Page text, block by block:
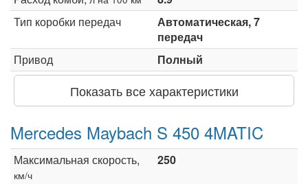
Тип коробки передач
Автоматическая, 7
передач
Привод
Полный
Показать все характеристики
Mercedes Maybach S 450 4MATIC
Максимальная скорость,
км/ч
250